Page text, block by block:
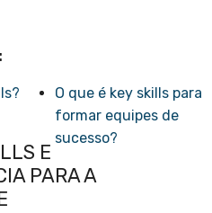
O que é key skills para
formar equipes de
sucesso?
E
PARA A